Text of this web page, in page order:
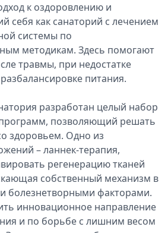
к оздоровлению и
себя как санаторий с лечением
системы по
методикам. Здесь помогают
травмы, при недостатке
питания.
разработан целый набор
позволяющий решать
здоровьем. Одно из
– ланнек-терапия,
регенерацию тканей
собственный механизм в
болезнетворными факторами.
инновационное направление
и по борьбе с лишним весом